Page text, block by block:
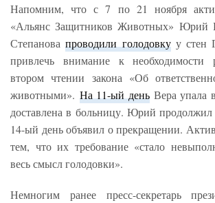
Напомним, что с 7 по 21 ноября
«Альянс Защитников Животных» Юрий
Степановапроводили голодовкуу стен
привлечь внимание к необходимости
втором чтении закона «Об
животными». На 11-ый день Вера упала
доставлена в больницу. Юрий продолжил
14-ый день объявил о прекращении.
тем, что их требование «стало
весь смысл голодовки».
Немногим ранее пресс-секретарь